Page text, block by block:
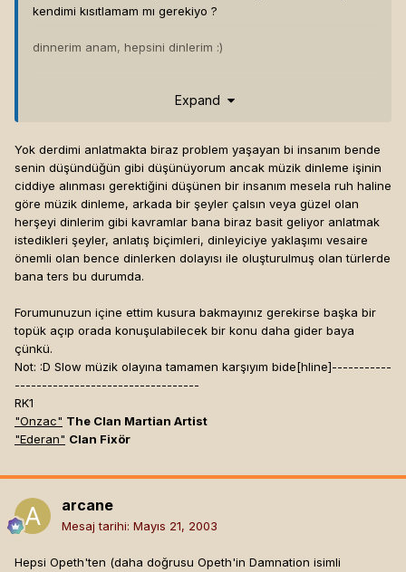
kendimi kısıtlamam mı gerekiyo ?
dinnerim anam, hepsini dinlerim :)
moraliniz bozukken, öyle göriyim sizi..
Expand
Yok derdimi anlatmakta biraz problem yaşayan bi insanım bende
senin düşündüğün gibi düşünüyorum ancak müzik dinleme işinin
ciddiye alınması gerektiğini düşünen bir insanım mesela ruh haline
göre müzik dinleme, arkada bir şeyler çalsın veya güzel olan
herşeyi dinlerim gibi kavramlar bana biraz basit geliyor anlatmak
istedikleri şeyler, anlatış biçimleri, dinleyiciye yaklaşımı vesaire
önemli olan bence dinlerken dolayısı ile oluşturulmuş olan türlerde
bana ters bu durumda.
Forumunuzun içine ettim kusura bakmayınız gerekirse başka bir
topük açıp orada konuşulabilecek bir konu daha gider baya
çünkü.
Not: :D Slow müzik olayına tamamen karşıyım bide[hline]-----------
----------------------------------
RK1
"Onzac" The Clan Martian Artist
"Ederan" Clan Fixör
arcane
Mesaj tarihi: Mayıs 21, 2003
Hepsi Opeth'ten (daha doğrusu Opeth'in Damnation isimli